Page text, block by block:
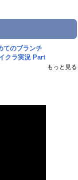
てのブランチ
クラ実況 Part
もっと見る